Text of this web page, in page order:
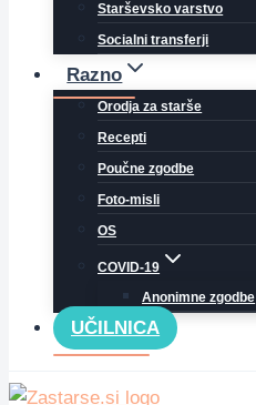
Starševsko varstvo
Socialni transferji
Razno
Orodja za starše
Recepti
Poučne zgodbe
Foto-misli
OS
COVID-19
Anonimne zgodbe
UČILNICA